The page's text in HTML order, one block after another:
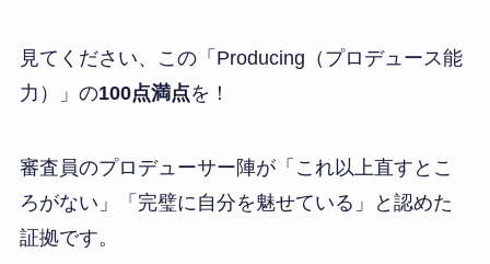
見てください、この「Producing（プロデュース能
力）」の100点満点を！
審査員のプロデューサー陣が「これ以上直すとこ
ろがない」「完璧に自分を魅せている」と認めた
証拠です。